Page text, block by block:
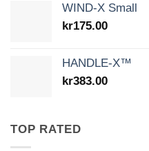
WIND-X Small
kr175.00
HANDLE-X™
kr383.00
TOP RATED